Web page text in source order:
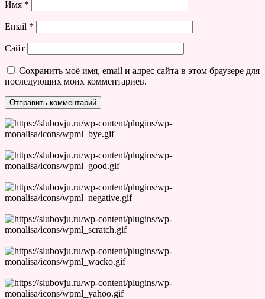
Имя *
Email *
Сайт
Сохранить моё имя, email и адрес сайта в этом браузере для
последующих моих комментариев.